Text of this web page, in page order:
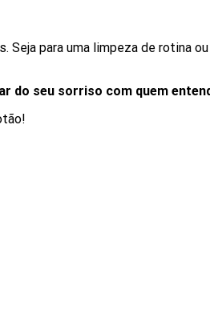
Seja para uma limpeza de rotina
do seu sorriso com quem